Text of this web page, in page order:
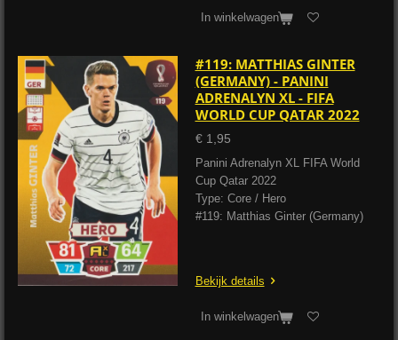
In winkelwagen
#119: MATTHIAS GINTER
(GERMANY) - PANINI
ADRENALYN XL - FIFA
WORLD CUP QATAR 2022
€ 1,95
Panini Adrenalyn XL FIFA World
Cup Qatar 2022
Type: Core / Hero
#119: Matthias Ginter (Germany)
Bekijk details
In winkelwagen